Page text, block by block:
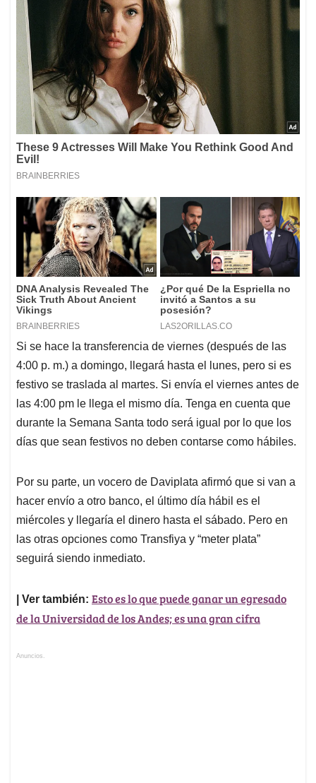
Si se hace la transferencia de viernes (después de las
4:00 p. m.) a domingo, llegará hasta el lunes, pero si es
festivo se traslada al martes. Si envía el viernes antes de
las 4:00 pm le llega el mismo día. Tenga en cuenta que
durante la Semana Santa todo será igual por lo que los
días que sean festivos no deben contarse como hábiles.
Por su parte, un vocero de Daviplata afirmó que si van a
hacer envío a otro banco, el último día hábil es el
miércoles y llegaría el dinero hasta el sábado. Pero en
las otras opciones como Transfiya y “meter plata”
seguirá siendo inmediato.
| Ver también: Esto es lo que puede ganar un egresado
de la Universidad de los Andes; es una gran cifra
Anuncios.